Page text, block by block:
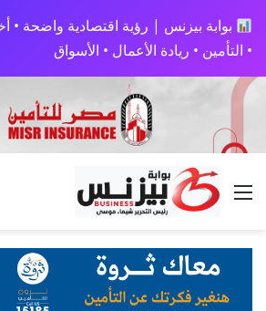
بوابة بيزنس | رؤية اقتصادية واضحة •
• التأمين • ريادة الأعمال • الأسواق
القائمة